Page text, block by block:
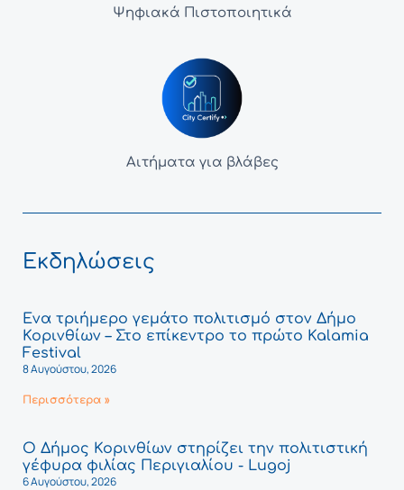
Ψηφιακά Πιστοποιητικά
Αιτήματα για βλάβες
Εκδηλώσεις
Ένα τριήμερο γεμάτο πολιτισμό στον Δήμο
Κορινθίων – Στο επίκεντρο το πρώτο Kalamia
Festival
8 Αυγούστου, 2026
Περισσότερα »
Ο Δήμος Κορινθίων στηρίζει την πολιτιστική
γέφυρα φιλίας Περιγιαλίου - Lugoj
6 Αυγούστου, 2026